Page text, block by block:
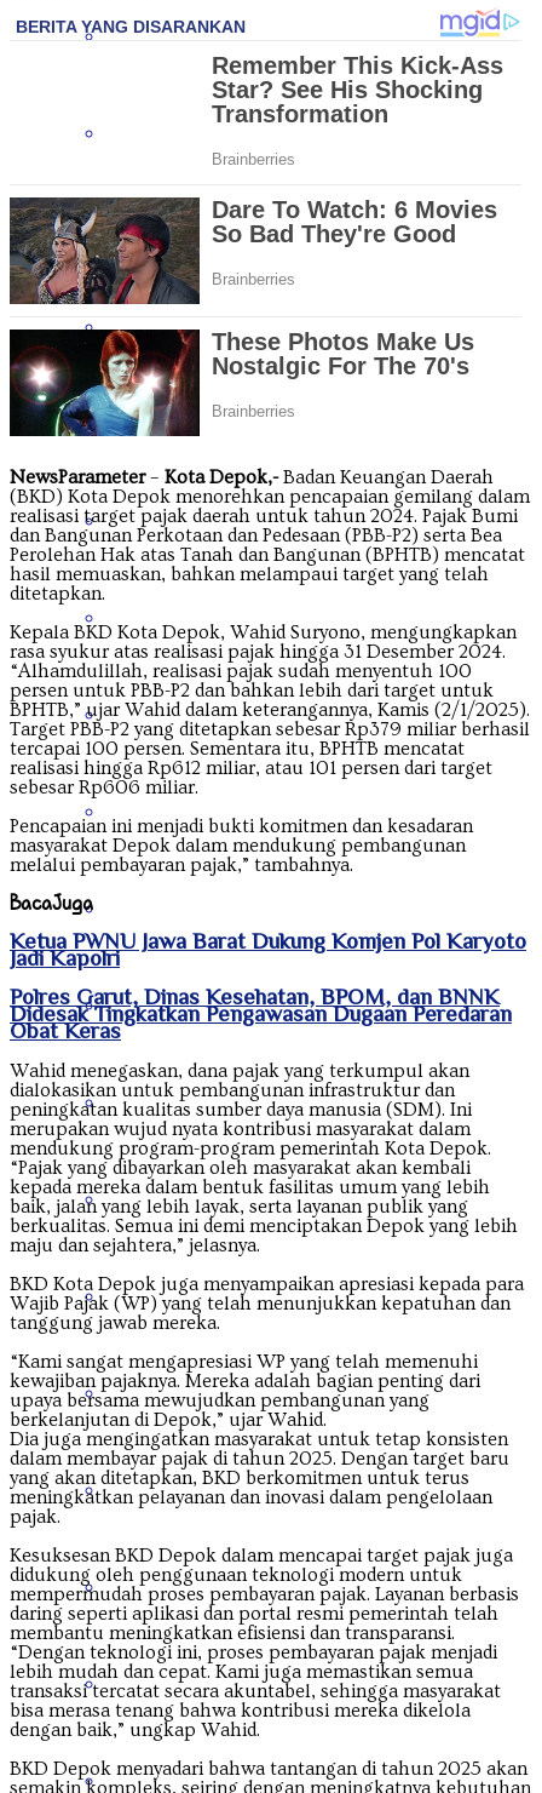
Jambi
Jawa Tengah
Jawa Timur
Kalimantan Barat
Kalimantan Selatan
Kalimantan Timur
Lampung
Maluku
Nanggroe Aceh Darussalam
Nusa Tenggara Barat
Nusa Tenggara Timur
Papua
Papua Barat
Papua Pegunungan
Papua Selatan
NewsParameter– Kota Depok,-Badan Keuangan Daerah
(BKD) Kota Depok menorehkan pencapaian gemilang dalam
realisasi target pajak daerah untuk tahun 2024. Pajak Bumi
dan Bangunan Perkotaan dan Pedesaan (PBB-P2) serta Bea
Perolehan Hak atas Tanah dan Bangunan (BPHTB) mencatat
hasil memuaskan, bahkan melampaui target yang telah
ditetapkan.
Kepala BKD Kota Depok, Wahid Suryono, mengungkapkan
rasa syukur atas realisasi pajak hingga 31 Desember 2024.
“Alhamdulillah, realisasi pajak sudah menyentuh 100
persen untuk PBB-P2 dan bahkan lebih dari target untuk
BPHTB,” ujar Wahid dalam keterangannya, Kamis (2/1/2025).
Target PBB-P2 yang ditetapkan sebesar Rp379 miliar berhasil
tercapai 100 persen. Sementara itu, BPHTB mencatat
realisasi hingga Rp612 miliar, atau 101 persen dari target
sebesar Rp606 miliar.
Pencapaian ini menjadi bukti komitmen dan kesadaran
masyarakat Depok dalam mendukung pembangunan
melalui pembayaran pajak,” tambahnya.
BacaJuga
Ketua PWNU Jawa Barat Dukung Komjen Pol Karyoto
Jadi Kapolri
‎Polres Garut, Dinas Kesehatan, BPOM, dan BNNK
Didesak Tingkatkan Pengawasan Dugaan Peredaran
Obat Keras
Wahid menegaskan, dana pajak yang terkumpul akan
dialokasikan untuk pembangunan infrastruktur dan
peningkatan kualitas sumber daya manusia (SDM). Ini
merupakan wujud nyata kontribusi masyarakat dalam
mendukung program-program pemerintah Kota Depok.
“Pajak yang dibayarkan oleh masyarakat akan kembali
kepada mereka dalam bentuk fasilitas umum yang lebih
baik, jalan yang lebih layak, serta layanan publik yang
berkualitas. Semua ini demi menciptakan Depok yang lebih
maju dan sejahtera,” jelasnya.
BKD Kota Depok juga menyampaikan apresiasi kepada para
Wajib Pajak (WP) yang telah menunjukkan kepatuhan dan
tanggung jawab mereka.
“Kami sangat mengapresiasi WP yang telah memenuhi
kewajiban pajaknya. Mereka adalah bagian penting dari
upaya bersama mewujudkan pembangunan yang
berkelanjutan di Depok,” ujar Wahid.
Dia juga mengingatkan masyarakat untuk tetap konsisten
dalam membayar pajak di tahun 2025. Dengan target baru
yang akan ditetapkan, BKD berkomitmen untuk terus
meningkatkan pelayanan dan inovasi dalam pengelolaan
pajak.
Kesuksesan BKD Depok dalam mencapai target pajak juga
didukung oleh penggunaan teknologi modern untuk
mempermudah proses pembayaran pajak. Layanan berbasis
daring seperti aplikasi dan portal resmi pemerintah telah
membantu meningkatkan efisiensi dan transparansi.
“Dengan teknologi ini, proses pembayaran pajak menjadi
lebih mudah dan cepat. Kami juga memastikan semua
transaksi tercatat secara akuntabel, sehingga masyarakat
bisa merasa tenang bahwa kontribusi mereka dikelola
dengan baik,” ungkap Wahid.
BKD Depok menyadari bahwa tantangan di tahun 2025 akan
semakin kompleks, seiring dengan meningkatnya kebutuhan